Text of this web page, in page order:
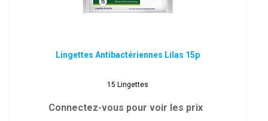
Lingettes Antibactériennes Lilas 15p
15 Lingettes
Connectez-vous pour voir les prix